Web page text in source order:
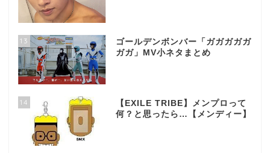
13
ゴールデンボンバー「ガガガガガ
ガガ」MV小ネタまとめ
14
【EXILE TRIBE】メンプロって
何？と思ったら…【メンディー】